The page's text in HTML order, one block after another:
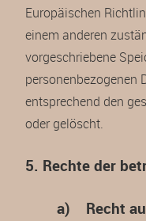
Europäischen
einem anderen
vorgeschriebene
personenbezogenen
entsprechend den
oder gelöscht.
5. Rechte der
a) Recht